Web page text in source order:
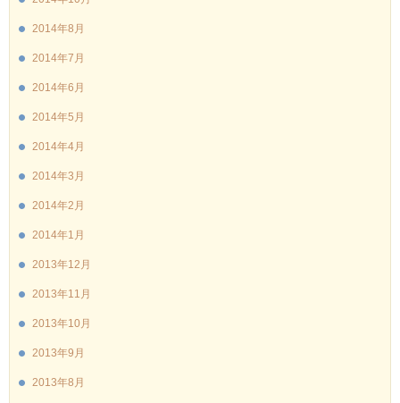
2014年8月
2014年7月
2014年6月
2014年5月
2014年4月
2014年3月
2014年2月
2014年1月
2013年12月
2013年11月
2013年10月
2013年9月
2013年8月